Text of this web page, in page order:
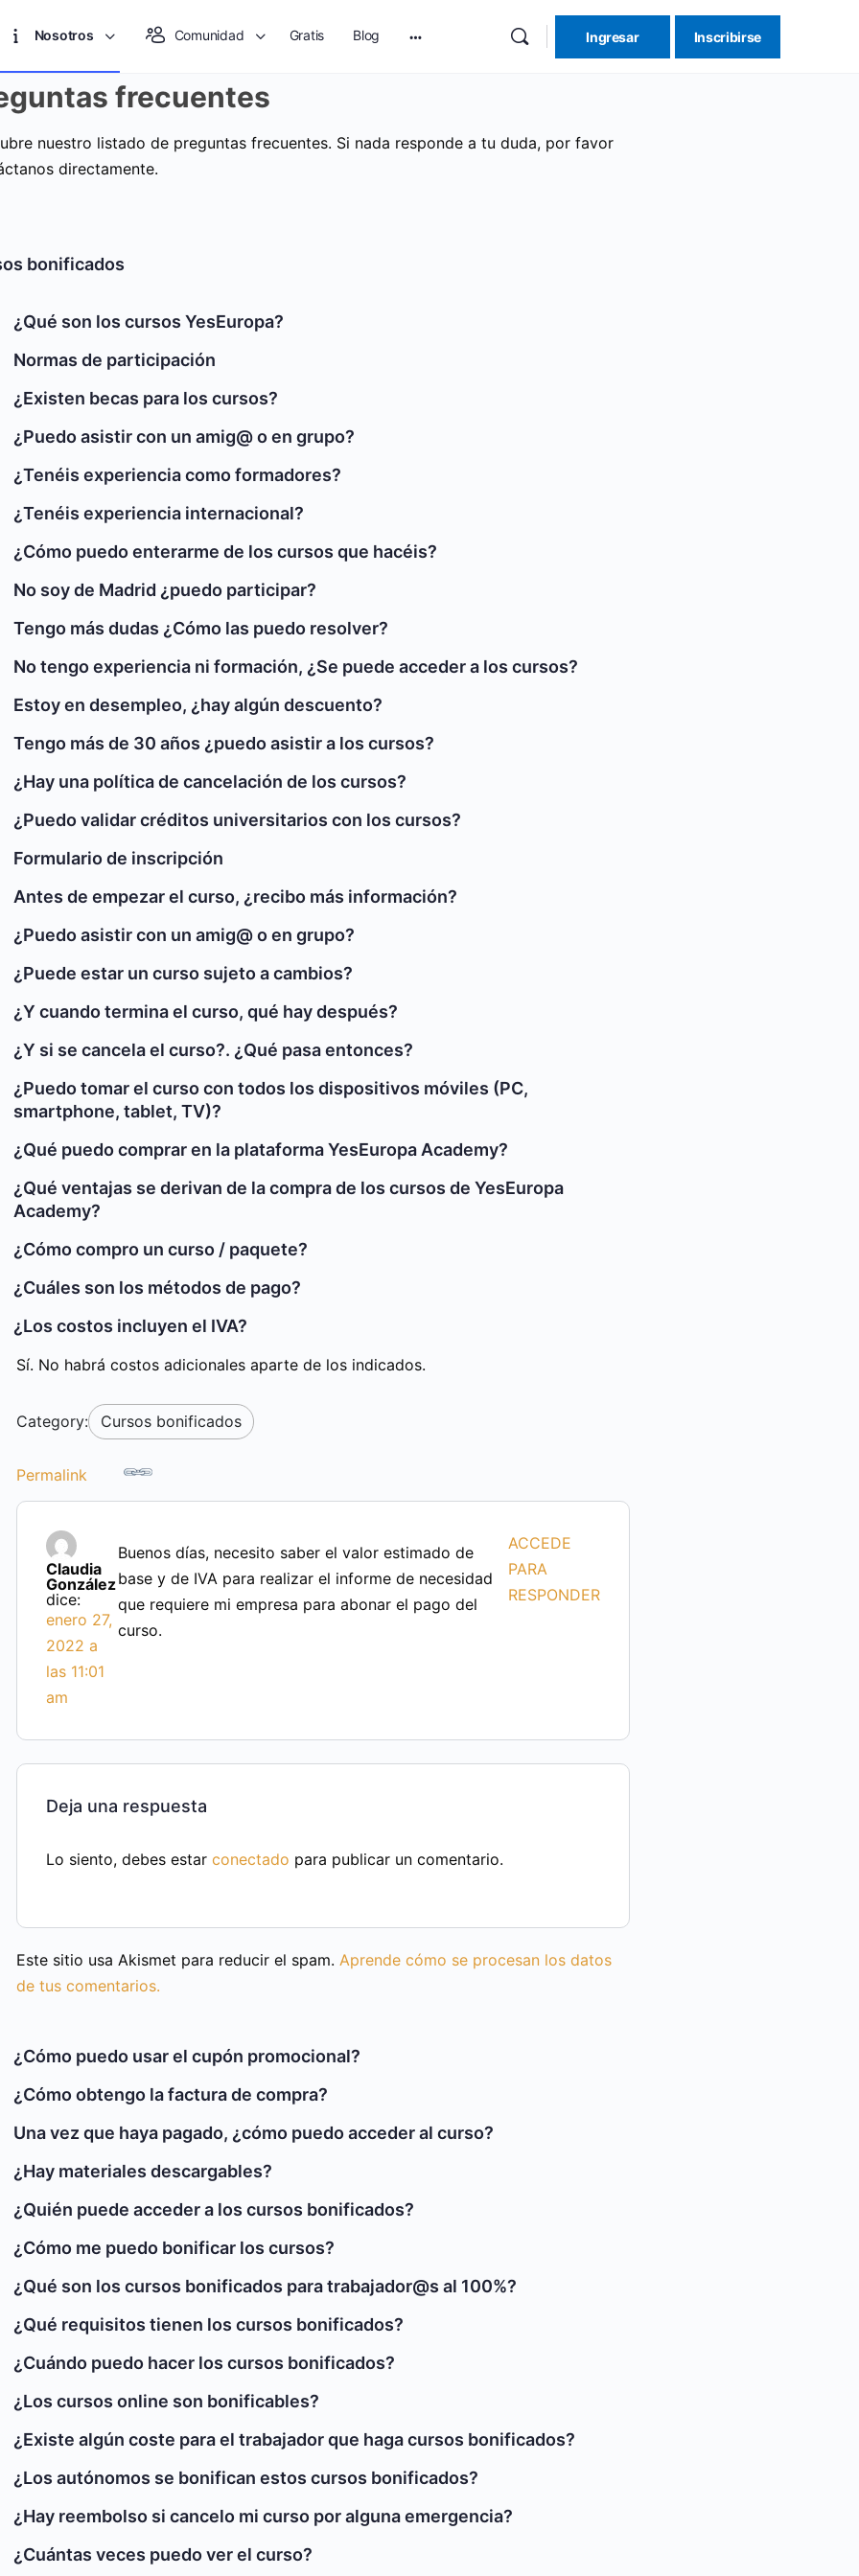
Nosotros Comunidad Gratis Blog Ingresar Inscribirse
frecuentes
nuestro listado de preguntas frecuentes. Si nada responde a tu duda, por favor
directamente.
bonificados
¿Qué son los cursos YesEuropa?
Normas de participación
¿Existen becas para los cursos?
¿Puedo asistir con un amig@ o en grupo?
¿Tenéis experiencia como formadores?
¿Tenéis experiencia internacional?
¿Cómo puedo enterarme de los cursos que hacéis?
No soy de Madrid ¿puedo participar?
Tengo más dudas ¿Cómo las puedo resolver?
No tengo experiencia ni formación, ¿Se puede acceder a los cursos?
Estoy en desempleo, ¿hay algún descuento?
Tengo más de 30 años ¿puedo asistir a los cursos?
¿Hay una política de cancelación de los cursos?
¿Puedo validar créditos universitarios con los cursos?
Formulario de inscripción
Antes de empezar el curso, ¿recibo más información?
¿Puedo asistir con un amig@ o en grupo?
¿Puede estar un curso sujeto a cambios?
¿Y cuando termina el curso, qué hay después?
¿Y si se cancela el curso?. ¿Qué pasa entonces?
¿Puedo tomar el curso con todos los dispositivos móviles (PC,
smartphone, tablet, TV)?
¿Qué puedo comprar en la plataforma YesEuropa Academy?
¿Qué ventajas se derivan de la compra de los cursos de YesEuropa
Academy?
¿Cómo compro un curso / paquete?
¿Cuáles son los métodos de pago?
¿Los costos incluyen el IVA?
Sí. No habrá costos adicionales aparte de los indicados.
Category: Cursos bonificados
Permalink
Claudia
González
dice:
enero 27,
2022 a
las 11:01
am
Buenos días, necesito saber el valor estimado de
base y de IVA para realizar el informe de necesidad
que requiere mi empresa para abonar el pago del
curso.
ACCEDE
PARA
RESPONDER
Deja una respuesta
Lo siento, debes estar conectado para publicar un comentario.
Este sitio usa Akismet para reducir el spam. Aprende cómo se procesan los datos
de tus comentarios.
¿Cómo puedo usar el cupón promocional?
¿Cómo obtengo la factura de compra?
Una vez que haya pagado, ¿cómo puedo acceder al curso?
¿Hay materiales descargables?
¿Quién puede acceder a los cursos bonificados?
¿Cómo me puedo bonificar los cursos?
¿Qué son los cursos bonificados para trabajador@s al 100%?
¿Qué requisitos tienen los cursos bonificados?
¿Cuándo puedo hacer los cursos bonificados?
¿Los cursos online son bonificables?
¿Existe algún coste para el trabajador que haga cursos bonificados?
¿Los autónomos se bonifican estos cursos bonificados?
¿Hay reembolso si cancelo mi curso por alguna emergencia?
¿Cuántas veces puedo ver el curso?